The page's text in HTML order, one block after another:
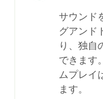
サウンド
グアンド
り、独自
できます
ムプレイ
ます。